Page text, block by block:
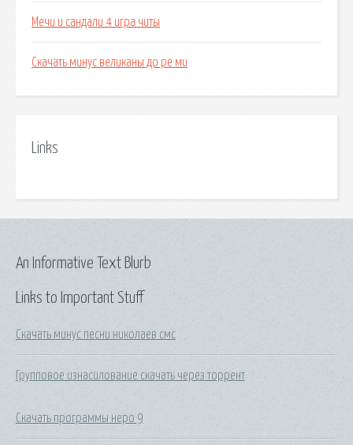
Мечи и сандали 4 игра читы
Скачать минус великаны до ре ми
Links
Links to Important Stuff
Скачать минус песни николаев смс
Групповое изнасилование скачать через торрент
Скачать программы неро 9
An Informative Text Blurb